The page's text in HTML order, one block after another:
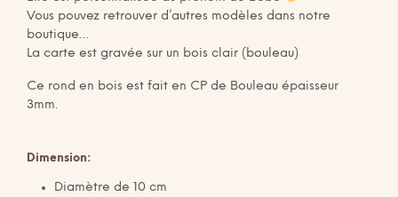
Vous pouvez retrouver d’autres modèles dans notre
boutique…
La carte est gravée sur un bois clair (bouleau)
Ce rond en bois est fait en CP de Bouleau épaisseur
3mm.
Dimension:
Diamètre de 10 cm